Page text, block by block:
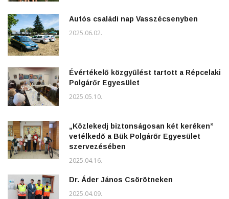
Autós családi nap Vasszécsenyben
2025.06.02.
Évértékelő közgyűlést tartott a Répcelaki
Polgárőr Egyesület
2025.05.10.
„Közlekedj biztonságosan két keréken”
vetélkedő a Bük Polgárőr Egyesület
szervezésében
2025.04.16.
Dr. Áder János Csörötneken
2025.04.09.